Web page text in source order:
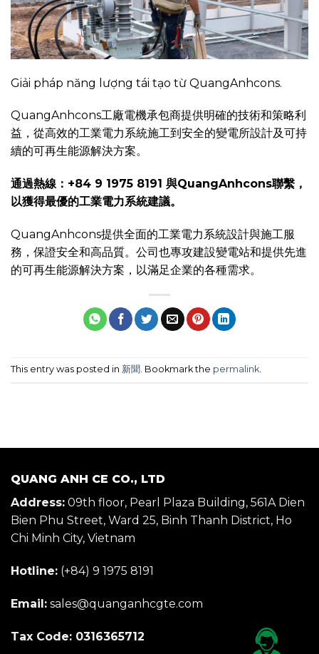
Giải pháp năng lượng tái tạo từ QuangAnhcons.
QuangAnhcons工廠電機承包商提供明確的技術和策略利
益，從高效的工業電力系統施工到安全的變電所設計及可持
續的可再生能源解決方案。
通過熱線：+84 9 1975 8191 與QuangAnhcons聯繫，
以獲得最優的工業電力系統建議。
QuangAnhcons提供全面的工業電力系統設計與施工服
務，保證安全和高品質。公司也專攻建設變電站和提供先進
的可再生能源解決方案，以滿足企業的各種需求。
This entry was posted in 新聞. Bookmark the permalink.
QUANG ANH CE CO., LTD
Address: 09th floor, Pearl Plaza Building, 561A Dien
Bien Phu Street, Ward 25, Binh Thanh District, Ho
Chi Minh City, Vietnam
Hotline: (+84) 9 1975 8191
Email: sales@quanganhcgte.com
Tax Code: 0316365712